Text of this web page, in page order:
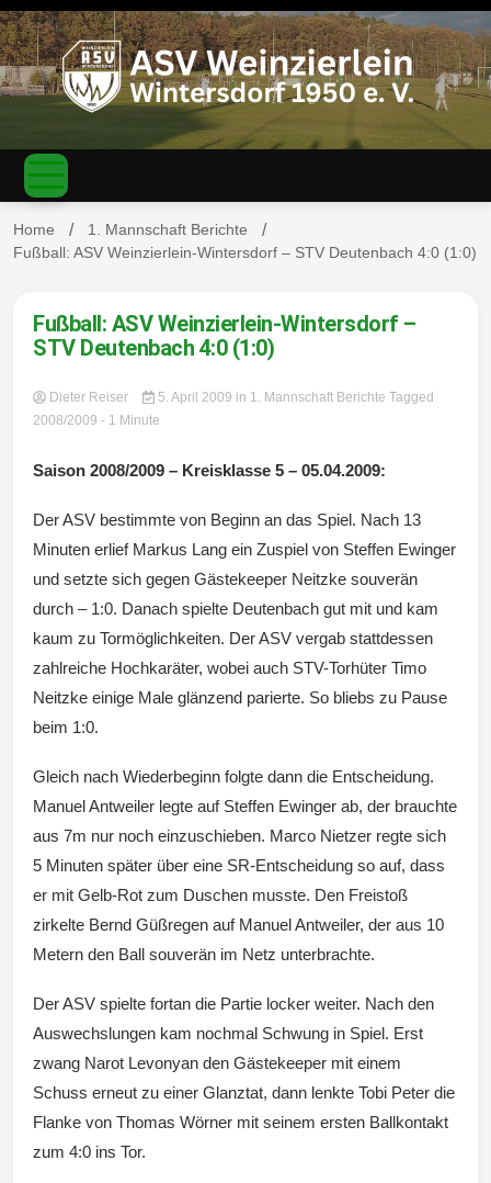
S
k
i
p
c
ASV
Weinzierl
ein-
Wintersd
orf 1950
e. V.
Home
1. Mannschaft Berichte
Fußball: ASV Weinzierlein-Wintersdorf – STV Deutenbach 4:0 (1:0)
Fußball: ASV Weinzierlein-Wintersdorf –
STV Deutenbach 4:0 (1:0)
Dieter Reiser 5. April 2009 in 1. Mannschaft Berichte Tagged
2008/2009 - 1 Minute
Saison 2008/2009 – Kreisklasse 5 – 05.04.2009:
Der ASV bestimmte von Beginn an das Spiel. Nach 13
Minuten erlief Markus Lang ein Zuspiel von Steffen Ewinger
und setzte sich gegen Gästekeeper Neitzke souverän
durch – 1:0. Danach spielte Deutenbach gut mit und kam
kaum zu Tormöglichkeiten. Der ASV vergab stattdessen
zahlreiche Hochkaräter, wobei auch STV-Torhüter Timo
Neitzke einige Male glänzend parierte. So bliebs zu Pause
beim 1:0.
Gleich nach Wiederbeginn folgte dann die Entscheidung.
Manuel Antweiler legte auf Steffen Ewinger ab, der brauchte
aus 7m nur noch einzuschieben. Marco Nietzer regte sich
5 Minuten später über eine SR-Entscheidung so auf, dass
er mit Gelb-Rot zum Duschen musste. Den Freistoß
zirkelte Bernd Güßregen auf Manuel Antweiler, der aus 10
Metern den Ball souverän im Netz unterbrachte.
Der ASV spielte fortan die Partie locker weiter. Nach den
Auswechslungen kam nochmal Schwung in Spiel. Erst
zwang Narot Levonyan den Gästekeeper mit einem
Schuss erneut zu einer Glanztat, dann lenkte Tobi Peter die
Flanke von Thomas Wörner mit seinem ersten Ballkontakt
zum 4:0 ins Tor.